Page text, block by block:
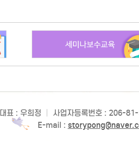
대표 : 우희정 사업자등록번호 : 206-
E-mail :